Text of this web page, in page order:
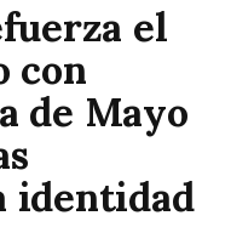
el
con
de Mayo
identidad